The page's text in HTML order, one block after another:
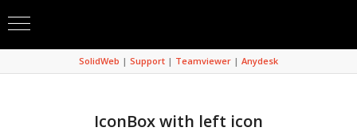
SolidWeb | Support| Teamviewer| Anydesk
IconBox with left icon